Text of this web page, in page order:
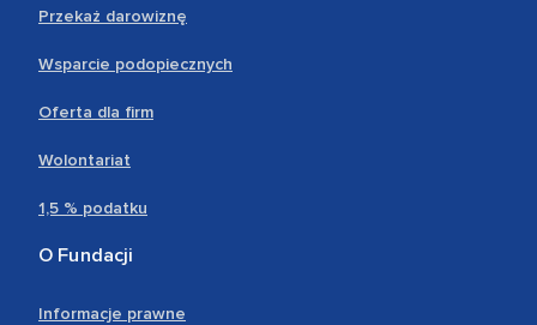
Przekaż darowiznę
Wsparcie podopiecznych
Oferta dla firm
Wolontariat
1,5 % podatku
O Fundacji
Informacje prawne